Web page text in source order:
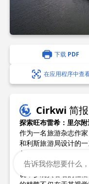
下载 PDF
在应用程序中查
Cirkwi 简报
探索旺布雷希：里尔
作为一名旅游杂志作
和利斯旅游局设计的
尔的迷人小镇旺布雷
悠久的有轨电车以
说，参观其著名的杜
告诉我你想要什么